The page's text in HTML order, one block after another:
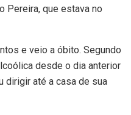
Pereira, que estava no
e veio a óbito. Segundo
desde o dia anterior
dirigir até a casa de sua